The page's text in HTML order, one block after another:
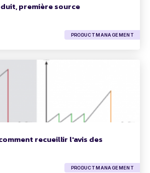
première source
PRODUCT MANAGEMENT
recueillir l'avis des
PRODUCT MANAGEMENT